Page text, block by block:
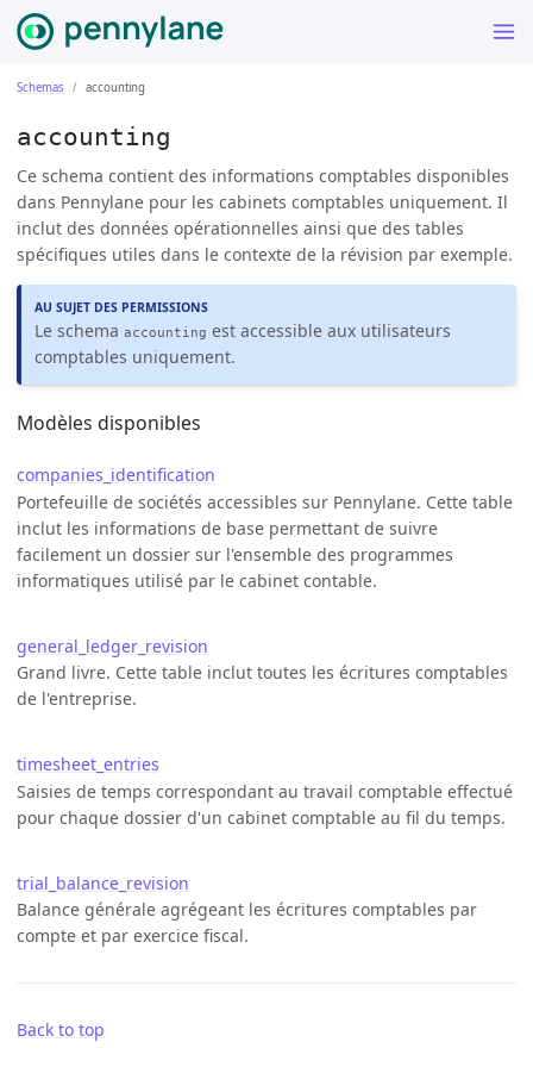
Schemas accounting
accounting
Ce schema contient des informations comptables disponibles
dans Pennylane pour les cabinets comptables uniquement. Il
inclut des données opérationnelles ainsi que des tables
spécifiques utiles dans le contexte de la révision par exemple.
AU SUJET DES PERMISSIONS
Le schemaaccounting est accessible aux utilisateurs
comptables uniquement.
Modèles disponibles
companies_identification
Portefeuille de sociétés accessibles sur Pennylane. Cette table
inclut les informations de base permettant de suivre
facilement un dossier sur l'ensemble des programmes
informatiques utilisé par le cabinet contable.
general_ledger_revision
Grand livre. Cette table inclut toutes les écritures comptables
de l'entreprise.
timesheet_entries
Saisies de temps correspondant au travail comptable effectué
pour chaque dossier d'un cabinet comptable au fil du temps.
trial_balance_revision
Balance générale agrégeant les écritures comptables par
compte et par exercice fiscal.
Back to top